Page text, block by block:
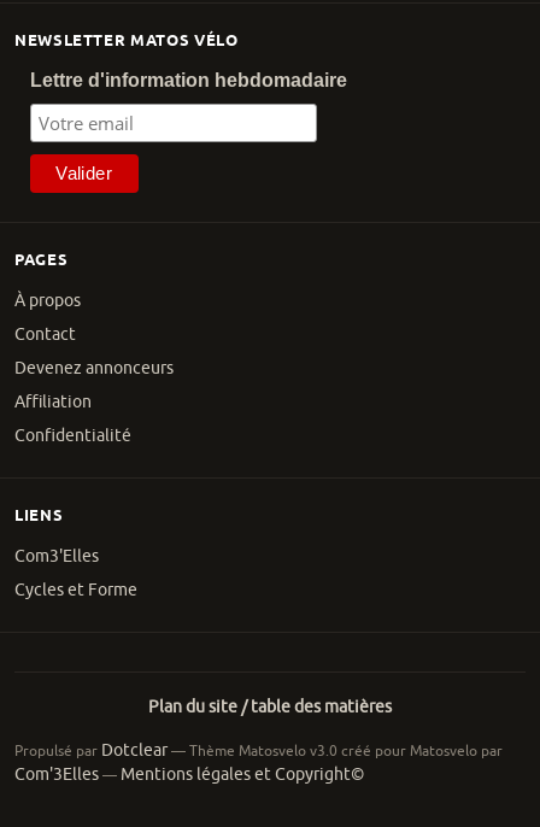
PAGES
À propos
Contact
Devenez annonceurs
Affiliation
Confidentialité
NEWSLETTER MATOS VÉLO
Lettre d'information hebdomadaire
LIENS
Com3'Elles
Cycles et Forme
Plan du site / table des matières
Propulsé par Dotclear— Thème Matosvelo v3.0 créé pour Matosvelo par
Com'3Elles— Mentions légales et Copyright©